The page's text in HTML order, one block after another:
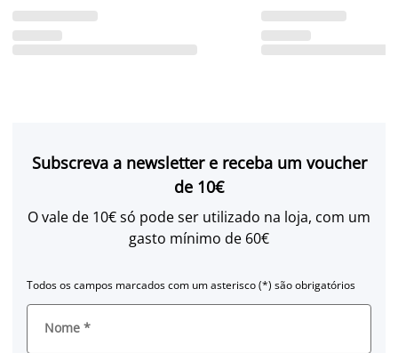
Subscreva a newsletter e receba um voucher
de 10€
O vale de 10€ só pode ser utilizado na loja, com um
gasto mínimo de 60€
Todos os campos marcados com um asterisco (*) são obrigatórios
Nome *